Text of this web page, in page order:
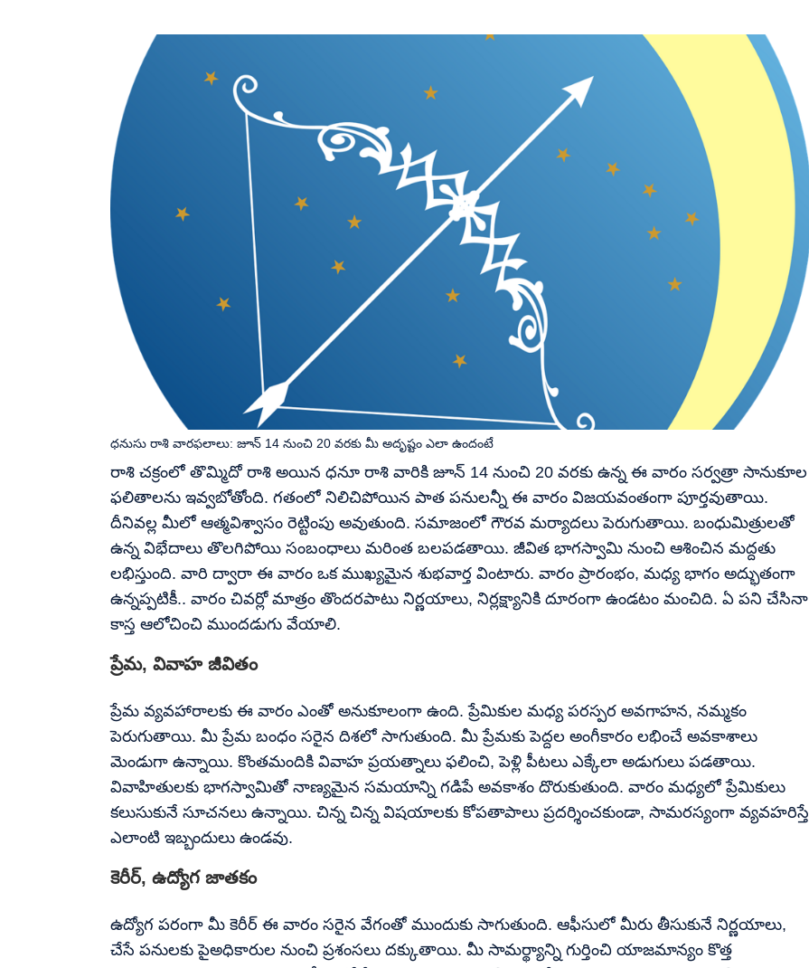
రాశి చక్రంలో తొమ్మిదో రాశి అయిన ధనూ రాశి వారికి జూన్ 14 నుంచి 20 వరకు ఉన్న ఈ వారం సర్వత్రా సానుకూల
ఫలితాలను ఇవ్వబోతోంది. గతంలో నిలిచిపోయిన పాత పనులన్నీ ఈ వారం విజయవంతంగా పూర్తవుతాయి.
దీనివల్ల మీలో ఆత్మవిశ్వాసం రెట్టింపు అవుతుంది. సమాజంలో గౌరవ మర్యాదలు పెరుగుతాయి. బంధుమిత్రులతో
ఉన్న విభేదాలు తొలగిపోయి సంబంధాలు మరింత బలపడతాయి. జీవిత భాగస్వామి నుంచి ఆశించిన మద్దతు
లభిస్తుంది. వారి ద్వారా ఈ వారం ఒక ముఖ్యమైన శుభవార్త వింటారు. వారం ప్రారంభం, మధ్య భాగం అద్భుతంగా
ఉన్నప్పటికీ.. వారం చివర్లో మాత్రం తొందరపాటు నిర్ణయాలు, నిర్లక్ష్యానికి దూరంగా ఉండటం మంచిది. ఏ పని చేసినా
కాస్త ఆలోచించి ముందడుగు వేయాలి.
ధనుసు రాశి వారఫలాలు: జూన్ 14 నుంచి 20 వరకు మీ అదృష్టం ఎలా ఉందంటే
ప్రేమ, వివాహ జీవితం
ప్రేమ వ్యవహారాలకు ఈ వారం ఎంతో అనుకూలంగా ఉంది. ప్రేమికుల మధ్య పరస్పర అవగాహన, నమ్మకం
పెరుగుతాయి. మీ ప్రేమ బంధం సరైన దిశలో సాగుతుంది. మీ ప్రేమకు పెద్దల అంగీకారం లభించే అవకాశాలు
మెండుగా ఉన్నాయి. కొంతమందికి వివాహ ప్రయత్నాలు ఫలించి, పెళ్లి పీటలు ఎక్కేలా అడుగులు పడతాయి.
వివాహితులకు భాగస్వామితో నాణ్యమైన సమయాన్ని గడిపే అవకాశం దొరుకుతుంది. వారం మధ్యలో ప్రేమికులు
కలుసుకునే సూచనలు ఉన్నాయి. చిన్న చిన్న విషయాలకు కోపతాపాలు ప్రదర్శించకుండా, సామరస్యంగా వ్యవహరిస్తే
ఎలాంటి ఇబ్బందులు ఉండవు.
కెరీర్, ఉద్యోగ జాతకం
ఉద్యోగ పరంగా మీ కెరీర్ ఈ వారం సరైన వేగంతో ముందుకు సాగుతుంది. ఆఫీసులో మీరు తీసుకునే నిర్ణయాలు,
చేసే పనులకు పైఅధికారుల నుంచి ప్రశంసలు దక్కుతాయి. మీ సామర్థ్యాన్ని గుర్తించి యాజమాన్యం కొత్త